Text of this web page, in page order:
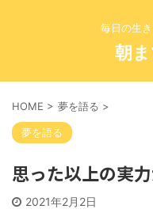
毎日の生
朝
HOME > 夢を語る >
夢を語る
思った以上の実
2021年2月2日